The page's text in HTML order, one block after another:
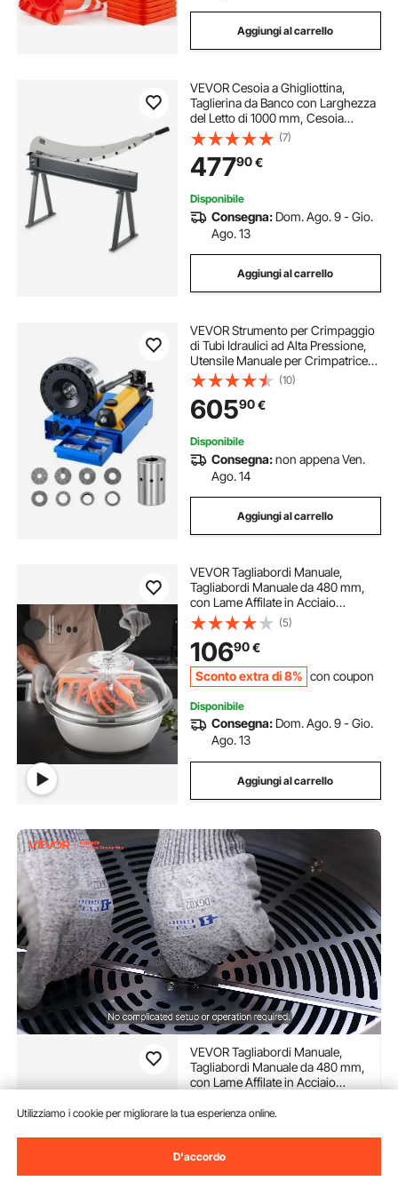
Aggiungi al carrello
VEVOR Cesoia a Ghigliottina,
Taglierina da Banco con Larghezza
del Letto di 1000 mm, Cesoia
Manuale per la Lavorazione di
Lamiere, con Materiale Q235, Alta
Precisione, Supporto, per Alluminio
(7)
47790€
Disponibile
Consegna: Dom. Ago. 9 - Gio.
Ago. 13
Aggiungi al carrello
VEVOR Strumento per Crimpaggio
di Tubi Idraulici ad Alta Pressione,
Utensile Manuale per Crimpatrice
Idraulica Portatile con 8 Matrici,
Adatto per Tubi del Gas, Acqua, Aria
Condizionata per Auto
(10)
60590€
Disponibile
Consegna:non appena Ven.
Ago. 14
Aggiungi al carrello
VEVOR Tagliabordi Manuale,
Tagliabordi Manuale da 480 mm,
con Lame Affilate in Acciaio
Inossidabile, Macchina da Taglio
Idroponica a Umido e a Secco,
Taglio a Rotazione per Piante, Foglie
(5)
10690€
Sconto extra di 8% con coupon
Disponibile
Consegna: Dom. Ago. 9 - Gio.
Ago. 13
Aggiungi al carrello
VEVOR Tagliabordi Manuale,
Tagliabordi Manuale da 480 mm,
con Lame Affilate in Acciaio
Idroponica a Umido e a Secco,
Foglie
106
Sconto extra di 8%
coupon
Utilizziamo i cookie per migliorare la tua esperienza online.
D'accordo